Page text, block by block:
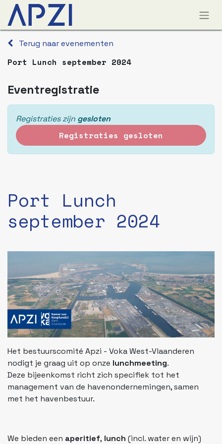
Terug naar evenementen
Port Lunch september 2024
Eventregistratie
Registraties zijn gesloten
Registraties gesloten
Port Lunch
september 2024
Het bestuurscomité Apzi - Voka West-Vlaanderen
nodigt je graag uit op onze lunchmeeting.
Deze bijeenkomst richt zich specifiek tot het
management van de havenondernemingen, samen
met het havenbestuur.
We bieden een aperitief, lunch (incl. water en wijn)